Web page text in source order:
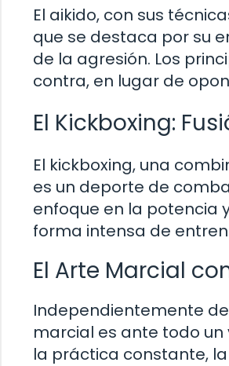
El aikido, con sus
que se destaca por su
de la agresión. Los
contra, en lugar de
El Kickboxing:
El kickboxing, una
es un deporte de
enfoque en la potencia
forma intensa de
El Arte Marcial
Independientemente
marcial es ante todo
la práctica constante,